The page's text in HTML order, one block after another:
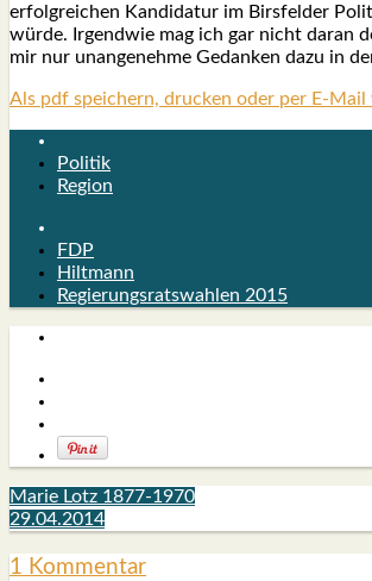
erfolg­rei­chen Kan­di­da­tur im Birs­fel­der
wür­de. Irgend­wie mag ich gar nicht dar­an
mir nur unan­ge­neh­me Gedan­ken dazu in
Als pdf speichern, drucken oder per E-Mail
Politik
Region
FDP
Hiltmann
Regierungsratswahlen 2015
Marie Lotz 1877-1970
29.04.2014
1 Kommentar